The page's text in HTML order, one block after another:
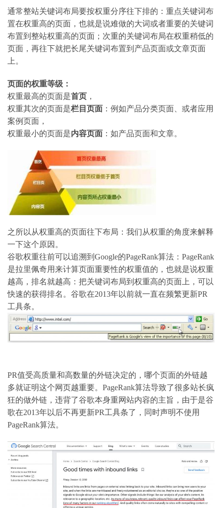
通常整站关键词布局要按权重分序往下排的：重点关键词布
置在权重高的页面，也就是说难做的大词或者重要的关键词
布置到整站权重高的页面；次重的关键词布局在权重稍低的
页面，再往下就把长尾关键词布置到产品页面或文章页面
上。
页面的权重等级：
权重最高的页面是首页 ，
权重其次的页面是栏目页面 ：例如产品分类页面、或者应用
案例页面，
权重最小的页面是内容页面 ：如产品页面和文章。
之所以从权重高的页面往下布局：我们从权重的角度来解释
一下这个原因。
谷歌权重往前可以追溯到Google的PageRank算法：PageRank
是拉里佩奇用来计算页面重要性的权重值的，也就是说权重
越高，排名就越高：把关键词布局到权重高的页面上，可以
快速的获得排名。谷歌在2013年以前就一直在频繁更新PR
工具条。
PR值受高质量和高数量的外链决定的，哪个页面的外链越
多就证明这个网页越重要。PageRank算法导致了很多站长疯
狂的做外链，违背了谷歌本身重网站内容的主旨，由于是谷
歌在2013年以后不再更新PR工具条了，同时声明不使用
PageRank算法。